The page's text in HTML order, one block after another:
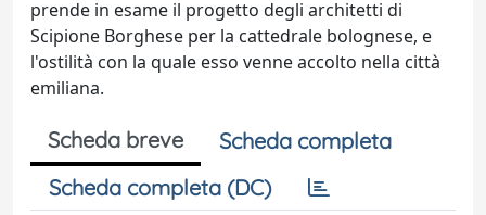
prende in esame il progetto degli architetti di
Scipione Borghese per la cattedrale bolognese, e
l'ostilità con la quale esso venne accolto nella città
emiliana.
Scheda breve
Scheda completa
Scheda completa (DC)